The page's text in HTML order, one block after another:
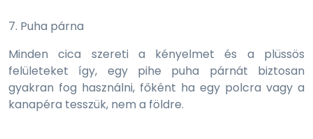
7. Puha párna
Minden cica szereti a kényelmet és a plüssös
felületeket így, egy pihe puha párnát biztosan
gyakran fog használni, főként ha egy polcra vagy a
kanapéra tesszük, nem a földre.